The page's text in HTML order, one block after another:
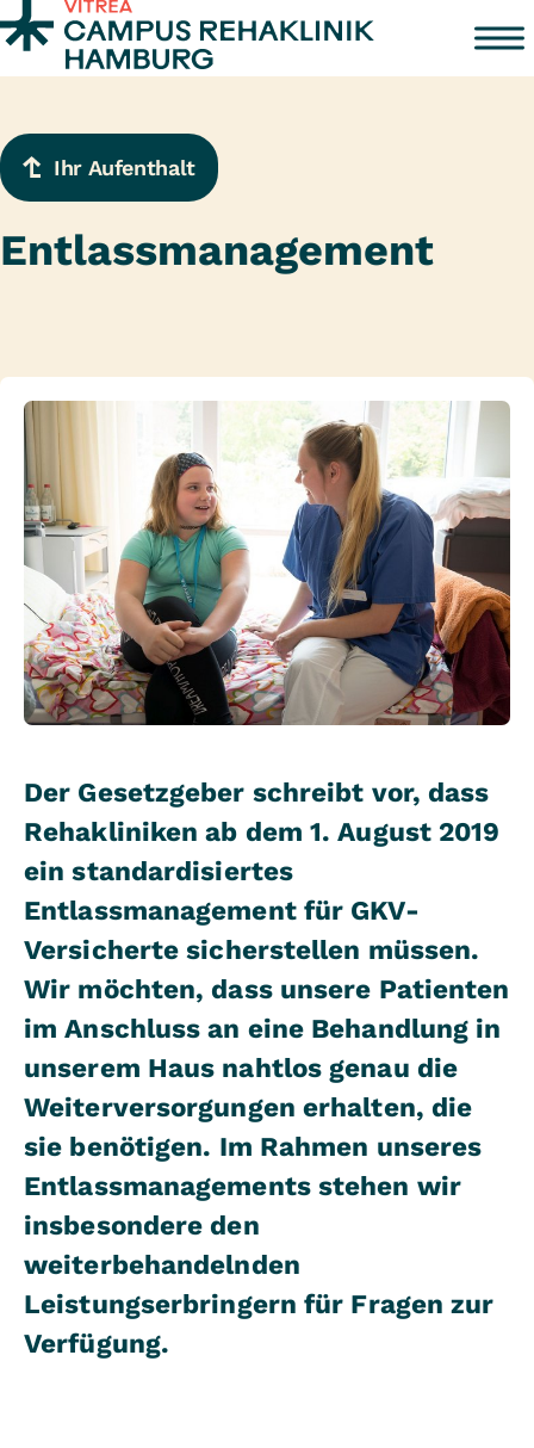
Zum Inhalt springen
Ihr Aufenthalt
Entlassmanagement
Der Gesetzgeber schreibt vor, dass
Rehakliniken ab dem 1. August 2019
ein standardisiertes
Entlassmanagement für GKV-
Versicherte sicherstellen müssen.
Wir möchten, dass unsere Patienten
im Anschluss an eine Behandlung in
unserem Haus nahtlos genau die
Weiterversorgungen erhalten, die
sie benötigen. Im Rahmen unseres
Entlassmanagements stehen wir
insbesondere den
weiterbehandelnden
Leistungserbringern für Fragen zur
Verfügung.